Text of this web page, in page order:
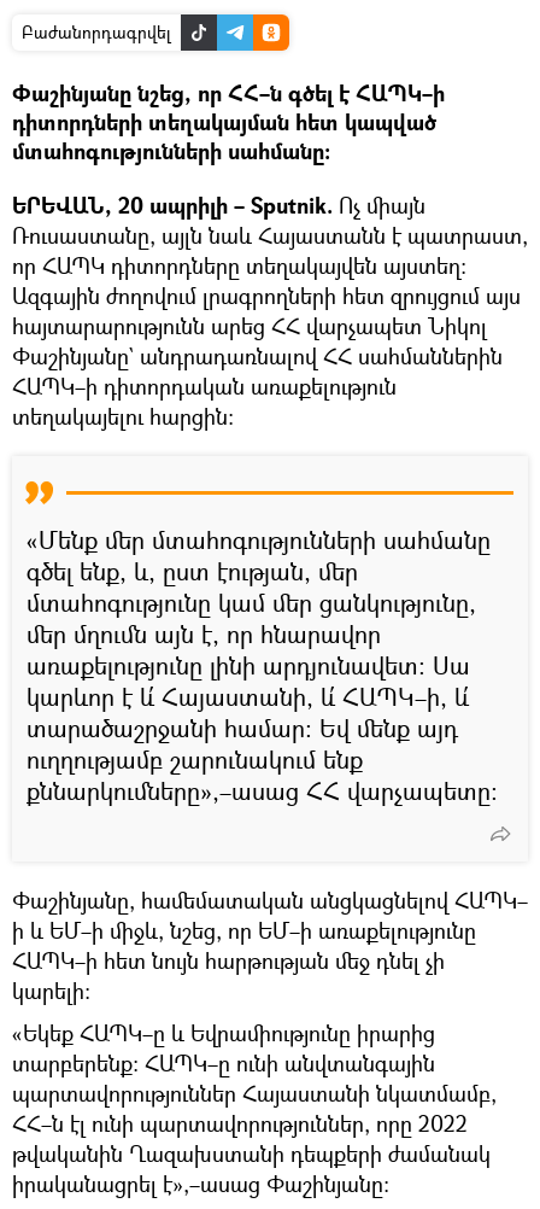
Բաժանորդագրվել
Փաշինյանը նշեց, որ ՀՀ–ն գծել է ՀԱՊԿ–ի
դիտորդների տեղակայման հետ կապված
մտահոգությունների սահմանը։
ԵՐԵՎԱՆ, 20 ապրիլի – Sputnik. Ոչ միայն
Ռուսաստանը, այլն նաև Հայաստանն է պատրաստ,
որ ՀԱՊԿ դիտորդները տեղակայվեն այստեղ։
Ազգային ժողովում լրագրողների հետ զրույցում այս
հայտարարությունն արեց ՀՀ վարչապետ Նիկոլ
Փաշինյանը` անդրադառնալով ՀՀ սահմաններին
ՀԱՊԿ–ի դիտորդական առաքելություն
տեղակայելու հարցին։
«Մենք մեր մտահոգությունների սահմանը
գծել ենք, և, ըստ էության, մեր
մտահոգությունը կամ մեր ցանկությունը,
մեր մղումն այն է, որ հնարավոր
առաքելությունը լինի արդյունավետ։ Սա
կարևոր է և՛ Հայաստանի, և՛ ՀԱՊԿ–ի, և՛
տարածաշրջանի համար։ Եվ մենք այդ
ուղղությամբ շարունակում ենք
քննարկումները»,–ասաց ՀՀ վարչապետը։
Փաշինյանը, համեմատական անցկացնելով ՀԱՊԿ–
ի և ԵՄ–ի միջև, նշեց, որ ԵՄ–ի առաքելությունը
ՀԱՊԿ–ի հետ նույն հարթության մեջ դնել չի
կարելի։
«Եկեք ՀԱՊԿ–ը և Եվրամիությունը իրարից
տարբերենք։ ՀԱՊԿ–ը ունի անվտանգային
պարտավորություններ Հայաստանի նկատմամբ,
ՀՀ–ն էլ ունի պարտավորություններ, որը 2022
թվականին Ղազախստանի դեպքերի ժամանակ
իրականացրել է»,–ասաց Փաշինյանը։